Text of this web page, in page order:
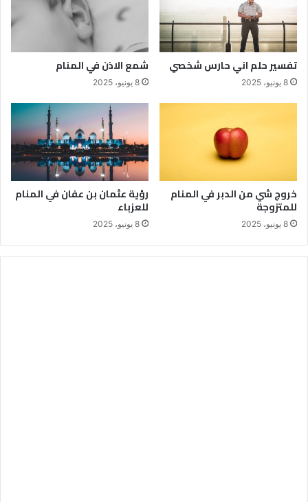
تفسير حلم اني حارس شخصي
8 يونيو، 2025
شمع الاذن في المنام
8 يونيو، 2025
خروج شي من الدبر في المنام
للمتزوجة
8 يونيو، 2025
رؤية عثمان بن عفان في المنام
للعزباء
8 يونيو، 2025